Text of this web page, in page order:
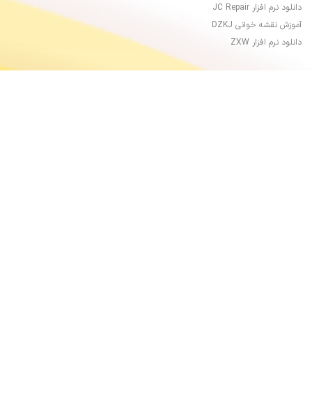
دانلود نرم افزار JC Repair
آموزش نقشه خوانی DZKJ
دانلود نرم افزار ZXW